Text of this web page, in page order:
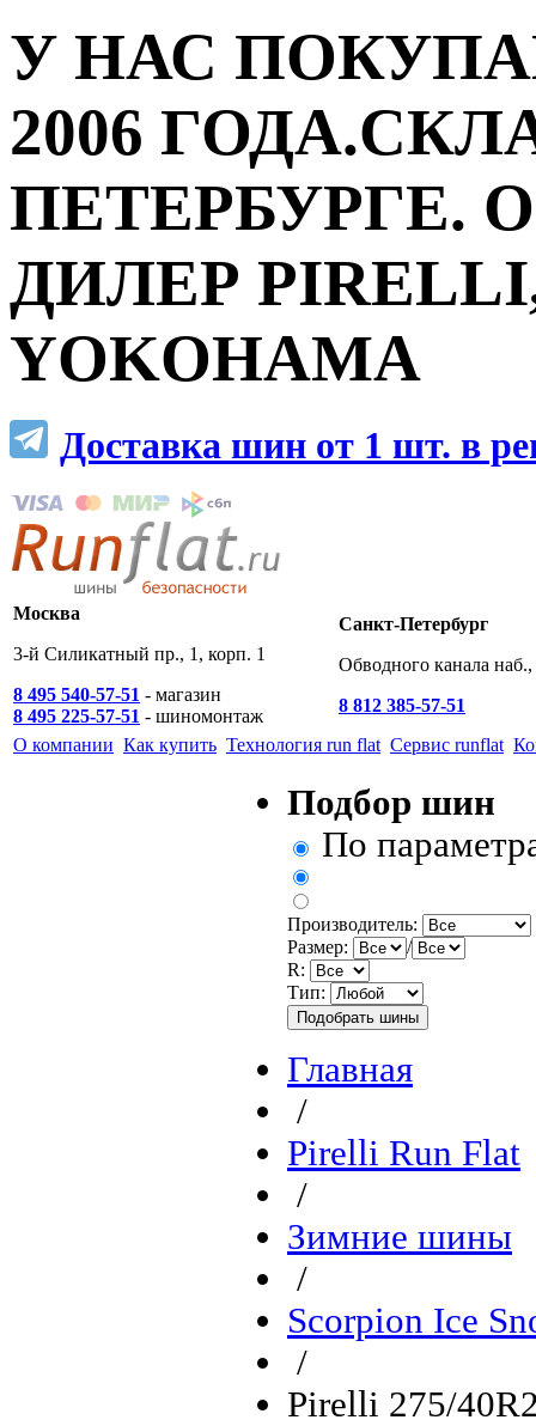
У НАС
2006
ПЕТЕРБУРГЕ.
ДИЛЕР
YOKOHAMA
Доставка шин от 1 шт. в
Москва
3-й Силикатный пр., 1, корп. 1
8 495 540-57-51 - магазин
8 495 225-57-51 - шиномонтаж
Санкт-Петербург
Обводного канала
8 812 385-57-51
О компании Как купить Технология run flat Сервис runflat
Подбор шин
По
Производитель:
Размер:
/
R:
Тип:
Главная
/
Pirelli Run Flat
/
Зимние шины
/
Scorpion Ice
/
Pirelli 275/